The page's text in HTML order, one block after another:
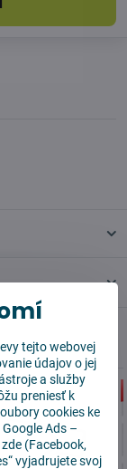
tejto webovej
údajov o jej
a služby
preniesť k
cookies ke
Google Ads –
(Facebook,
vyjadrujete svoj